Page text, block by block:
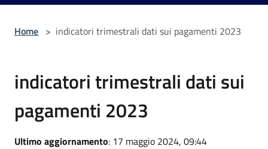
Home > indicatori trimestrali dati sui pagamenti 2023
indicatori trimestrali dati sui
pagamenti 2023
Ultimo aggiornamento: 17 maggio 2024, 09:44